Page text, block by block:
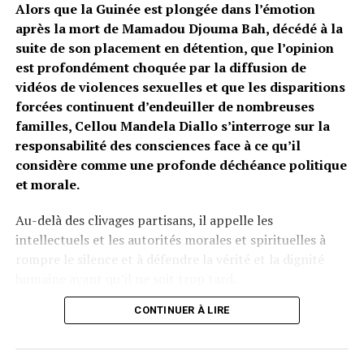
Alors que la Guinée est plongée dans l’émotion
après la mort de Mamadou Djouma Bah, décédé à la
suite de son placement en détention, que l’opinion
est profondément choquée par la diffusion de
vidéos de violences sexuelles et que les disparitions
forcées continuent d’endeuiller de nombreuses
familles, Cellou Mandela Diallo s’interroge sur la
responsabilité des consciences face à ce qu’il
considère comme une profonde déchéance politique
et morale.
Au-delà des clivages partisans, il appelle les
intellectuels et les autorités morales et spirituelles à
rompre le silence et à défendre la vérité et la dignité
Qui sifflera la fin de la récréation ?
Les consciences d’une nation ne se reconnaissent pas à
CONTINUER À LIRE